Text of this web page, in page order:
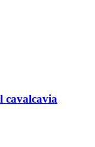
cavalcavia